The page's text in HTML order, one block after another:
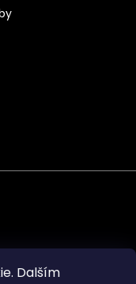
Dalším